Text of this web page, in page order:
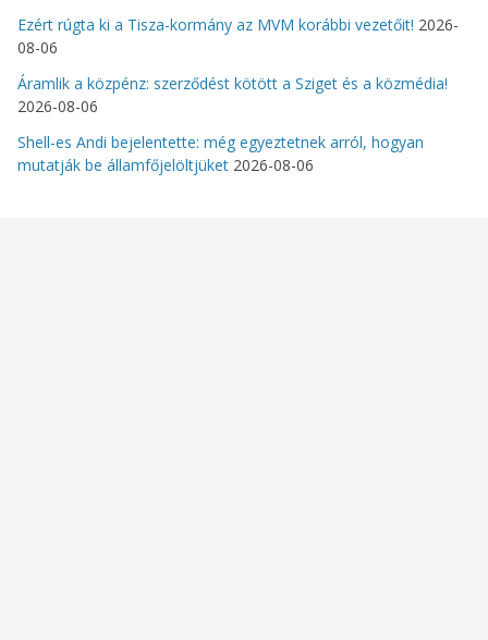
Ezért rúgta ki a Tisza-kormány az MVM korábbi vezetőit! 2026-
08-06
Áramlik a közpénz: szerződést kötött a Sziget és a közmédia!
2026-08-06
Shell-es Andi bejelentette: még egyeztetnek arról, hogyan
mutatják be államfőjelöltjüket 2026-08-06